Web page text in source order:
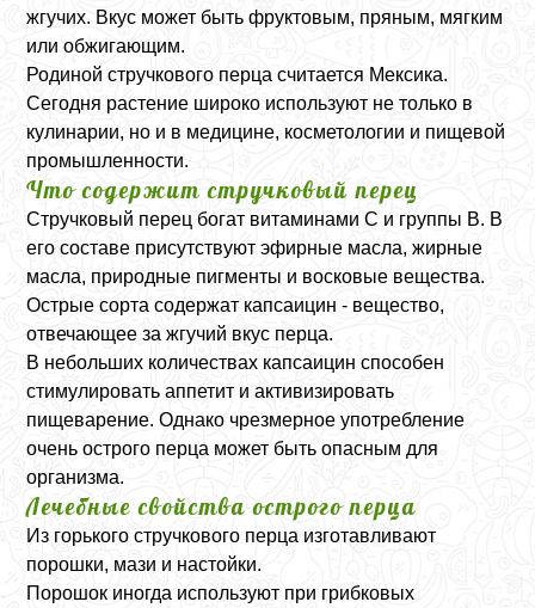
жгучих. Вкус может быть фруктовым, пряным, мягким
или обжигающим.
Родиной стручкового перца считается Мексика.
Сегодня растение широко используют не только в
кулинарии, но и в медицине, косметологии и пищевой
промышленности.
Что содержит стручковый перец
Стручковый перец богат витаминами C и группы B. В
его составе присутствуют эфирные масла, жирные
масла, природные пигменты и восковые вещества.
Острые сорта содержат капсаицин - вещество,
отвечающее за жгучий вкус перца.
В небольших количествах капсаицин способен
стимулировать аппетит и активизировать
пищеварение. Однако чрезмерное употребление
очень острого перца может быть опасным для
организма.
Лечебные свойства острого перца
Из горького стручкового перца изготавливают
порошки, мази и настойки.
Порошок иногда используют при грибковых